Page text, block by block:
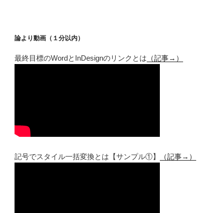
論より動画（１分以内）
最終目標のWordとInDesignのリンクとは （記事→）
記号でスタイル一括変換とは【サンプル①】 （記事→）